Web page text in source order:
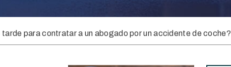
para contratar a un abogado por un accidente de coche?